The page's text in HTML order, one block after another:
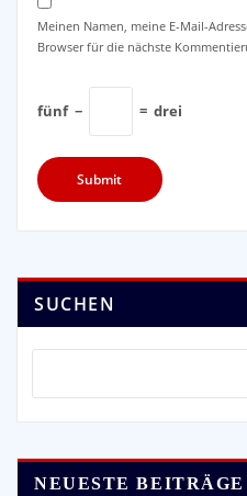
Meinen Namen, meine E-Mail-
Browser für die nächste
fünf − = drei
SUCHEN
NEUESTE BEITRÄGE